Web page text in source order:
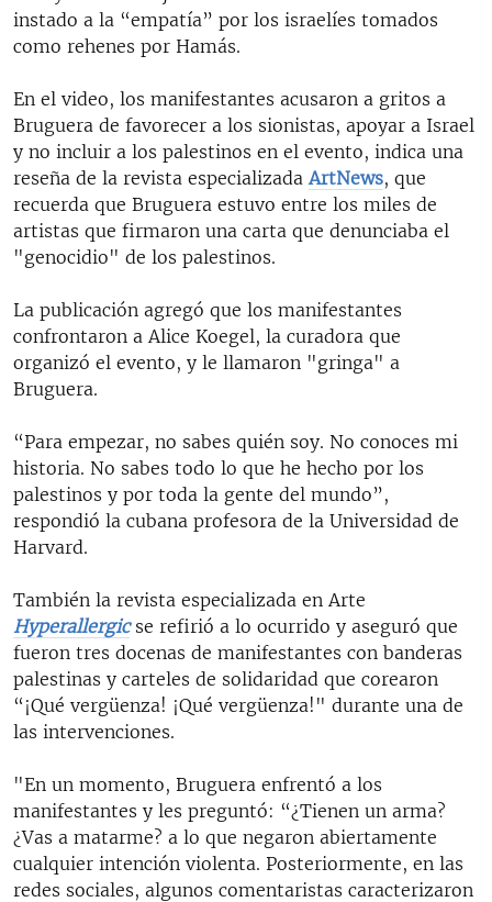
instado a la “empatía” por los israelíes tomados
como rehenes por Hamás.
En el video, los manifestantes acusaron a gritos a
Bruguera de favorecer a los sionistas, apoyar a Israel
y no incluir a los palestinos en el evento, indica una
reseña de la revista especializada ArtNews, que
recuerda que Bruguera estuvo entre los miles de
artistas que firmaron una carta que denunciaba el
"genocidio" de los palestinos.
La publicación agregó que los manifestantes
confrontaron a Alice Koegel, la curadora que
organizó el evento, y le llamaron "gringa" a
Bruguera.
“Para empezar, no sabes quién soy. No conoces mi
historia. No sabes todo lo que he hecho por los
palestinos y por toda la gente del mundo”,
respondió la cubana profesora de la Universidad de
Harvard.
También la revista especializada en Arte
Hyperallergicse refirió a lo ocurrido y aseguró que
fueron tres docenas de manifestantes con banderas
palestinas y carteles de solidaridad que corearon
“¡Qué vergüenza! ¡Qué vergüenza!" durante una de
las intervenciones.
"En un momento, Bruguera enfrentó a los
manifestantes y les preguntó: “¿Tienen un arma?
¿Vas a matarme? a lo que negaron abiertamente
cualquier intención violenta. Posteriormente, en las
redes sociales, algunos comentaristas caracterizaron